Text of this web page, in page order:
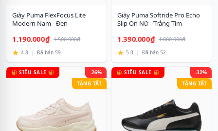
Giày Puma FlexFocus Lite
Modern Nam - Đen
1.190.000₫ 1.500.000₫
4.8 | Đã bán 59
Giày Puma Softride Pro Echo
Slip On Nữ - Trắng Tím
1.390.000₫ 1.800.000₫
5.0 | Đã bán 52
🎁 SIÊU SALE 🎁
-26%
TẶNG TẤT
🎁 SIÊU SALE 🎁
-32%
TẶNG TẤT